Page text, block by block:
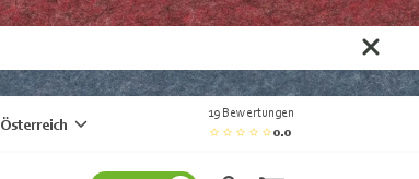
Österreich
19 Bewertungen
0.0